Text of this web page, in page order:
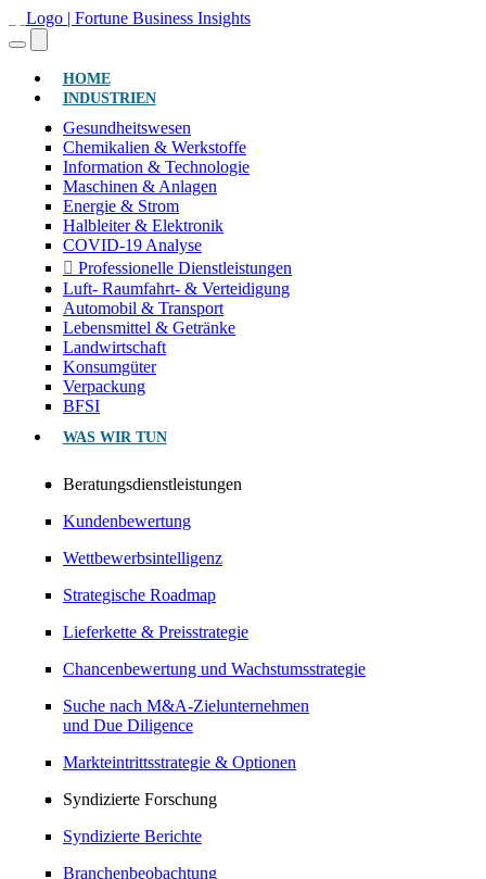
HOME(AKTUELL)
INDUSTRIEN
Gesundheitswesen
Chemikalien & Werkstoffe
Information & Technologie
Maschinen & Anlagen
Energie & Strom
Halbleiter & Elektronik
COVID-19 Analyse
Professionelle Dienstleistungen
Luft- Raumfahrt- & Verteidigung
Automobil & Transport
Lebensmittel & Getränke
Landwirtschaft
Konsumgüter
Verpackung
BFSI
WAS WIR TUN
Beratungsdienstleistungen
Kundenbewertung
Wettbewerbsintelligenz
Strategische Roadmap
Lieferkette & Preisstrategie
Chancenbewertung und Wachstumsstrategie
Suche nach M&A-Zielunternehmen
und Due Diligence
Markteintrittsstrategie & Optionen
Syndizierte Forschung
Syndizierte Berichte
Branchenbeobachtung